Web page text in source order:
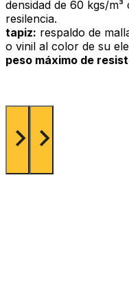
densidad de 60 kgs/
resilencia.
tapiz: respaldo de
o vinil al color de su
peso máximo de